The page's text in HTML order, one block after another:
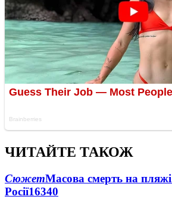
ЧИТАЙТЕ ТАКОЖ
СюжетМасова смерть на
Росії16340